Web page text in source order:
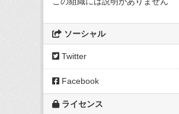
ソーシャル
Twitter
Facebook
ライセンス